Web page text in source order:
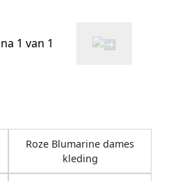
1 van 1
Roze Blumarine dames
kleding